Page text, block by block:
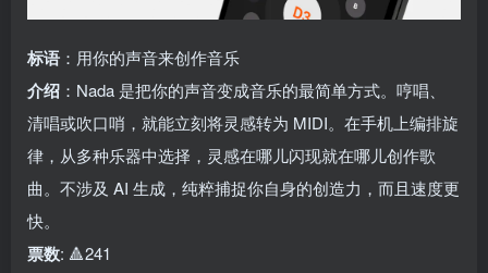
标语 ：用你的声音来创作音乐
介绍 ：Nada 是把你的声音变成音乐的最简单方式。哼唱、
清唱或吹口哨，就能立刻将灵感转为 MIDI。在手机上编排旋
律，从多种乐器中选择，灵感在哪儿闪现就在哪儿创作歌
曲。不涉及 AI 生成，纯粹捕捉你自身的创造力，而且速度更
快。
票数: 🔺241